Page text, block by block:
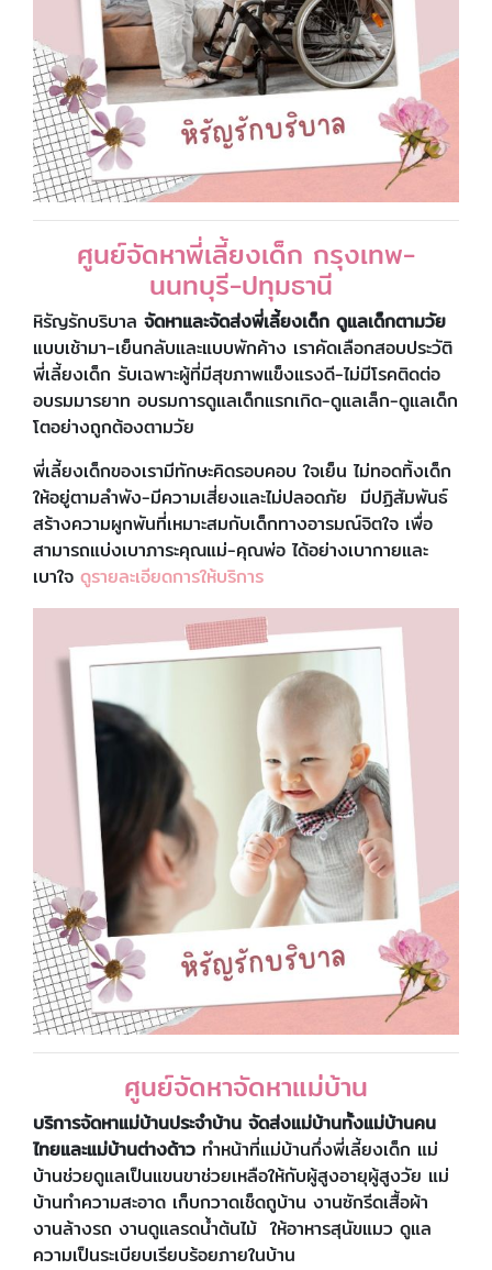
ศูนย์จัดหาพี่เลี้ยงเด็ก กรุงเทพ-
นนทบุรี-ปทุมธานี
​หิรัญรักบริบาล จัดหาและจัดส่งพี่เลี้ยงเด็ก ดูแลเด็กตามวัย
แบบเช้ามา-เย็นกลับและแบบพักค้าง เราคัดเลือกสอบประวัติ
พี่เลี้ยงเด็ก รับเฉพาะผู้ที่มีสุขภาพแข็งแรงดี-ไม่มีโรคติดต่อ
อบรมมารยาท อบรมการดูแลเด็กแรกเกิด-ดูแลเล็ก-ดูแลเด็ก
โตอย่างถูกต้องตามวัย
พี่เลี้ยงเด็กของเรามีทักษะคิดรอบคอบ ใจเย็น ไม่ทอดทิ้งเด็ก
ให้อยู่ตามลำพัง-มีความเสี่ยงและไม่ปลอดภัย มีปฏิสัมพันธ์
สร้างความผูกพันที่เหมาะสมกับเด็กทางอารมณ์จิตใจ เพื่อ
สามารถแบ่งเบาภาระคุณแม่-คุณพ่อ ได้อย่างเบากายและ
เบาใจ ดูรายละเอียดการให้บริการ
ศูนย์จัดหาจัดหาแม่บ้าน
บริการจัดหาแม่บ้านประจําบ้าน จัดส่งแม่บ้านทั้งแม่บ้านคน
ไทยและแม่บ้านต่างด้าว ทำหน้าที่แม่บ้านกึ่งพี่เลี้ยงเด็ก แม่
บ้านช่วยดูแลเป็นแขนขาช่วยเหลือให้กับผู้สูงอายุผู้สูงวัย แม่
บ้านทำความสะอาด เก็บกวาดเช็ดถูบ้าน งานซักรีดเสื้อผ้า
งานล้างรถ งานดูแลรดน้ำต้นไม้ ให้อาหารสุนัขแมว ดูแล
ความเป็นระเบียบเรียบร้อยภายในบ้าน